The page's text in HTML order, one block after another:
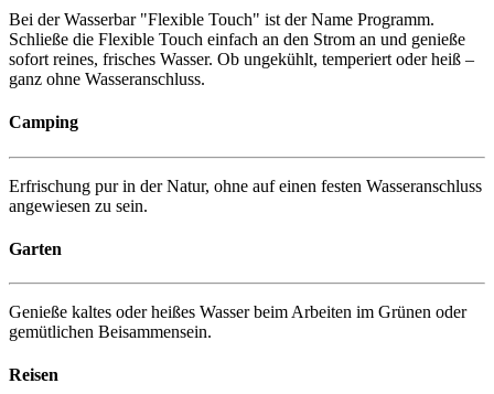
Bei der Wasserbar "Flexible Touch" ist der Name Programm.
Schließe die Flexible Touch einfach an den Strom an und genieße
sofort reines, frisches Wasser. Ob ungekühlt, temperiert oder heiß –
ganz ohne Wasseranschluss.
Camping
Erfrischung pur in der Natur, ohne auf einen festen Wasseranschluss
angewiesen zu sein.
Garten
Genieße kaltes oder heißes Wasser beim Arbeiten im Grünen oder
gemütlichen Beisammensein.
Reisen